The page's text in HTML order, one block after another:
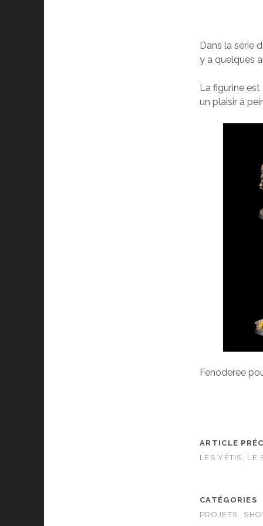
Dans la série
y a quelques
La figurine
un plaisir à
Fenoderee
ARTICLE
LES YÉTIS, LE
CATÉGORIES
PROJETS